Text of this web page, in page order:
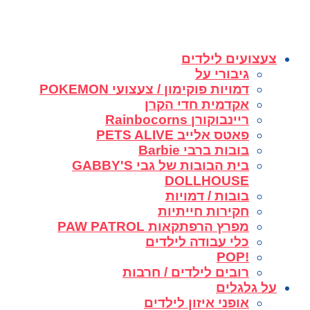
צעצועים לילדים
גיבורי על
דמויות פוקימון / צעצועי POKEMON
אקדמית חדי הקרן
ריינבוקורן Rainbocorns
פאטס אלייב PETS ALIVE
בובות ברבי Barbie
בית הבובות של גבי GABBY'S
DOLLHOUSE
בובות / דמויות
חקירות חייתיות
מפרץ הרפתקאות PAW PATROL
כלי עבודה לילדים
!POP
רובים לילדים / חרבות
על גלגלים
אופני איזון לילדים